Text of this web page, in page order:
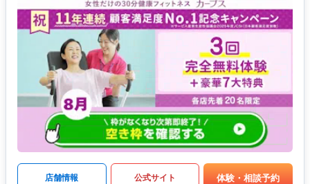
店舗情報 公式サイト 体験・相談予約